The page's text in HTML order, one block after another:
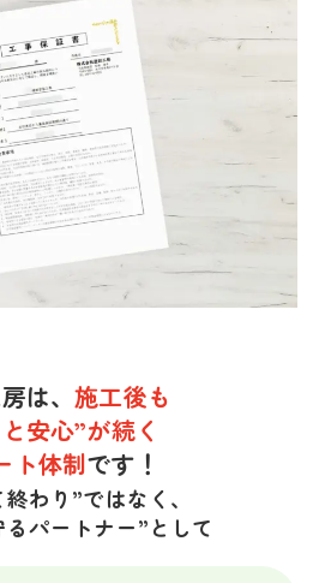
は、施工後も
安心”が続く
ト体制です！
わり”ではなく、
パートナー”として